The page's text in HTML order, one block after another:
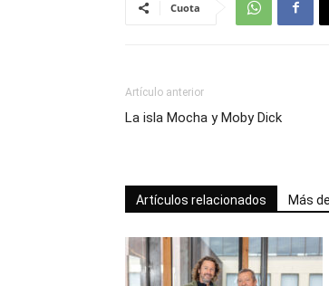
Cuota
Artículo anterior
La isla Mocha y Moby Dick
Artículos relacionados Más